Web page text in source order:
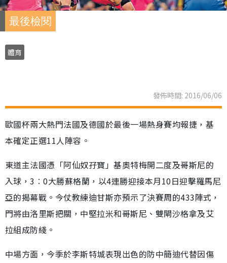
最後檢閱
體育
發佈時間: 2016/06/06
歐國杯兩大熱門法國及德國於最後一場熱身賽均報捷，基
本確定正選11人陣容。
東道主法國憑「阿仙奴孖寶」基奧特梅開二度及哥斯尼的
入球，3︰0大勝蘇格蘭，以4連勝迎接本月10日迎擊羅馬尼
亞的揭幕戰。今仗教練迪甘斯亦預示了決賽周的433陣式，
門將由洛里斯把關，中堅拉米和哥斯尼、雙閘沙格拿及艾
拉組成防綫。
中場方面，今季於李斯特城表現出色的防中簡迪代替因傷